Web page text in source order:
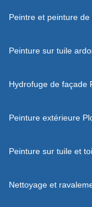
Peintre et peinture
Peinture sur tuile
Hydrofuge de façade
Peinture extérieure
Peinture sur tuile et
Nettoyage et